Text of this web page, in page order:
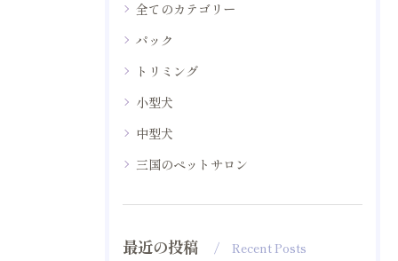
全てのカテゴリー
パック
トリミング
小型犬
中型犬
三国のペットサロン
最近の投稿 Recent Posts